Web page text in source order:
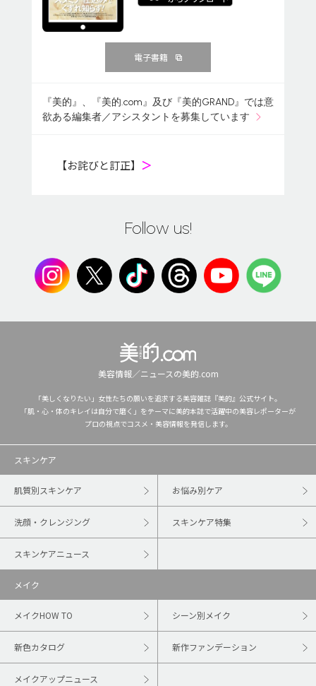
電子書籍
『美的』、『美的.com』及び『美的GRAND』では意
欲ある編集者／アシスタントを募集しています
【お詫びと訂正】 ＞
Follow us!
美容情報／ニュースの美的.com
「美しくなりたい」女性たちの願いを追求する美容雑誌『美的』公式サイト。
「肌・心・体のキレイは自分で磨く」をテーマに美的本誌で活躍中の美容レポーターが
プロの視点でコスメ・美容情報を発信します。
スキンケア
肌質別スキンケア お悩み別ケア
洗顔・クレンジング スキンケア特集
スキンケアニュース
メイク
メイクHOW TO シーン別メイク
新色カタログ 新作ファンデーション
メイクアップニュース